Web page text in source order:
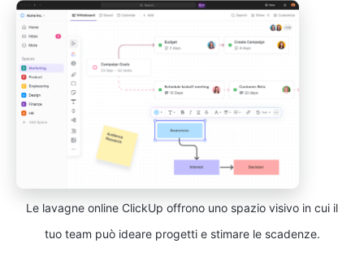
Le lavagne online ClickUp offrono uno spazio visivo in cui il
tuo team può ideare progetti e stimare le scadenze.